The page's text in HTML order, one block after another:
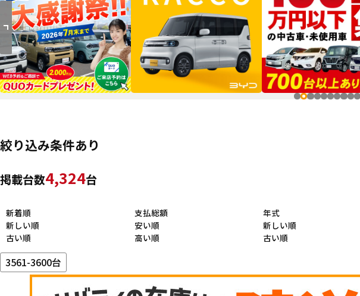
絞り込み条件あり
掲載台数4,324台
新着順
新しい順
古い順
支払総額
安い順
高い順
年式
新しい順
古い順
3561-3600台